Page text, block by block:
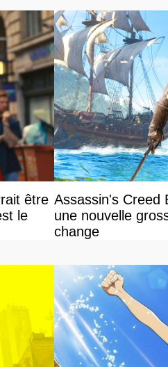
être
le
Assassin's Creed
une nouvelle
change